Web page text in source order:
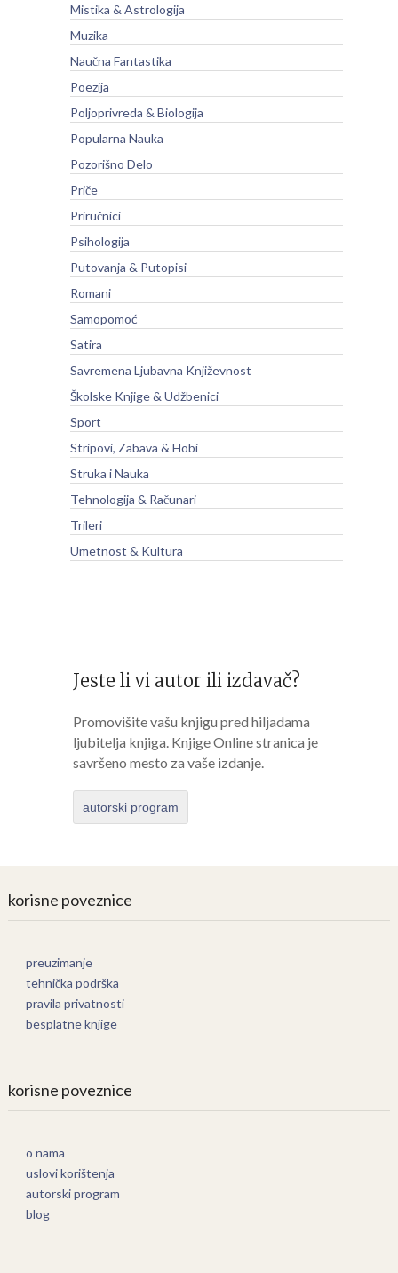
Mistika & Astrologija
Muzika
Naučna Fantastika
Poezija
Poljoprivreda & Biologija
Popularna Nauka
Pozorišno Delo
Priče
Priručnici
Psihologija
Putovanja & Putopisi
Romani
Samopomoć
Satira
Savremena Ljubavna Književnost
Školske Knjige & Udžbenici
Sport
Stripovi, Zabava & Hobi
Struka i Nauka
Tehnologija & Računari
Trileri
Umetnost & Kultura
Jeste li vi autor ili izdavač?
Promovišite vašu knjigu pred hiljadama
ljubitelja knjiga. Knjige Online stranica je
savršeno mesto za vaše izdanje.
autorski program
korisne poveznice
preuzimanje
tehnička podrška
pravila privatnosti
besplatne knjige
korisne poveznice
o nama
uslovi korištenja
autorski program
blog